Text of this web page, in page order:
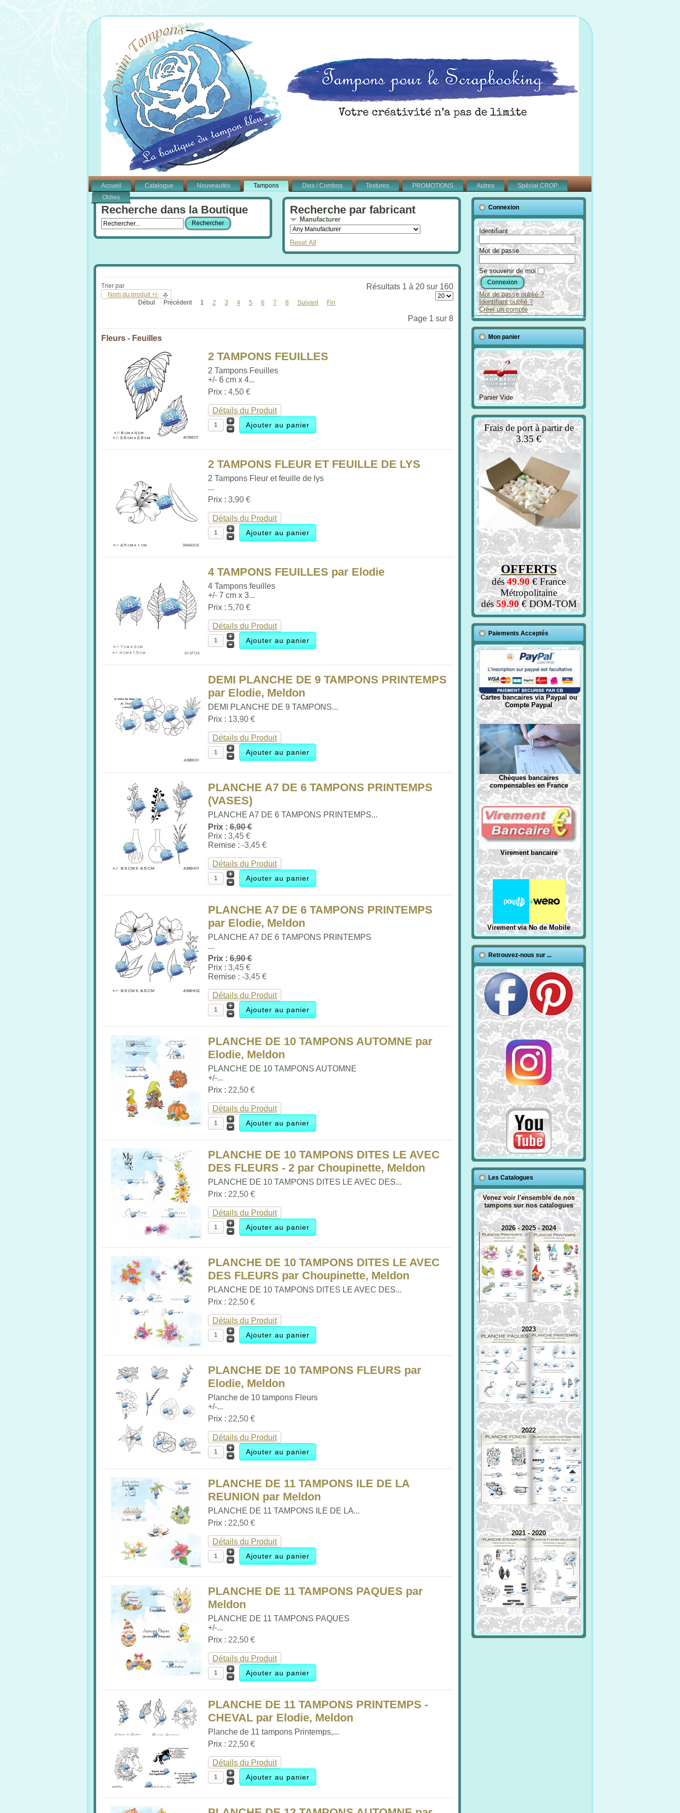
Accueil Catalogue Nouveautés Tampons Dies / Combos Textures PROMOTIONS Autres
Spécial CROP
Oldies
Recherche dans la Boutique Recherche par fabricant
Manufacturer
Reset All
Trier par
Nom du produit +/-
Résultats 1 à 20 sur 160
Début Précédent 1 2 3 4 5 6 7 8 Suivant Fin
Page 1 sur 8
Fleurs - Feuilles
2 TAMPONS FEUILLES
2 Tampons Feuilles
+/- 6 cm x 4...
Prix :4,50 €
Détails du Produit
2 TAMPONS FLEUR ET FEUILLE DE LYS
2 Tampons Fleur et feuille de lys
...
Prix :3,90 €
Détails du Produit
4 TAMPONS FEUILLES par Elodie
4 Tampons feuilles
+/- 7 cm x 3...
Prix : 5,70 €
Détails du Produit
DEMI PLANCHE DE 9 TAMPONS PRINTEMPS
par Elodie, Meldon
DEMI PLANCHE DE 9 TAMPONS...
Prix : 13,90 €
Détails du Produit
PLANCHE A7 DE 6 TAMPONS PRINTEMPS
(VASES)
PLANCHE A7 DE 6 TAMPONS PRINTEMPS...
Prix :6,90 €
Prix :3,45 €
Remise :-3,45 €
Détails du Produit
PLANCHE A7 DE 6 TAMPONS PRINTEMPS
par Elodie, Meldon
PLANCHE A7 DE 6 TAMPONS PRINTEMPS
...
Prix :6,90 €
Prix :3,45 €
Remise :-3,45 €
Détails du Produit
PLANCHE DE 10 TAMPONS AUTOMNE par
Elodie, Meldon
PLANCHE DE 10 TAMPONS AUTOMNE
+/-...
Prix : 22,50 €
Détails du Produit
PLANCHE DE 10 TAMPONS DITES LE AVEC
DES FLEURS - 2 par Choupinette, Meldon
PLANCHE DE 10 TAMPONS DITES LE AVEC DES...
Prix : 22,50 €
Détails du Produit
PLANCHE DE 10 TAMPONS DITES LE AVEC
DES FLEURS par Choupinette, Meldon
PLANCHE DE 10 TAMPONS DITES LE AVEC DES...
Prix : 22,50 €
Détails du Produit
PLANCHE DE 10 TAMPONS FLEURS par
Elodie, Meldon
Planche de 10 tampons Fleurs
+/-...
Prix : 22,50 €
Détails du Produit
PLANCHE DE 11 TAMPONS ILE DE LA
REUNION par Meldon
PLANCHE DE 11 TAMPONS ILE DE LA...
Prix : 22,50 €
Détails du Produit
PLANCHE DE 11 TAMPONS PAQUES par
Meldon
PLANCHE DE 11 TAMPONS PAQUES
+/-...
Prix : 22,50 €
Détails du Produit
PLANCHE DE 11 TAMPONS PRINTEMPS -
CHEVAL par Elodie, Meldon
Planche de 11 tampons Printemps,...
Prix : 22,50 €
Détails du Produit
Connexion
Identifiant
Mot de passe
Se souvenir de moi
Mot de passe oublié ?
Identifiant oublié ?
Créer un compte
Mon panier
Panier Vide
Frais de port à partir de
3.35 €
OFFERTS
dés49.90€ France
Métropolitaine
dés59.90€ DOM-TOM
Paiements Acceptés
Cartes bancaires via Paypal ou
Compte Paypal
Chèques bancaires
compensables en France
Virement bancaire
Virement via No de Mobile
Retrouvez-nous sur ...
Les Catalogues
Venez voir l'ensemble de nos
tampons sur nos catalogues
2026 - 2025 - 2024
2023
2022
2021 - 2020